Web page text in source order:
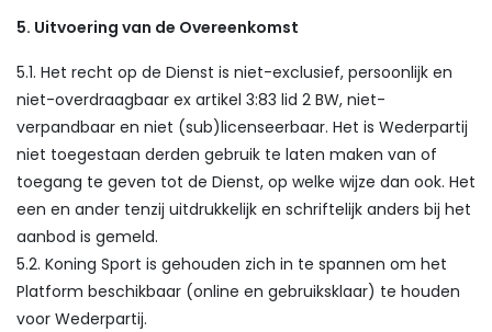
5. Uitvoering van de Overeenkomst
5.1. Het recht op de Dienst is niet-exclusief, persoonlijk en
niet-overdraagbaar ex artikel 3:83 lid 2 BW, niet-
verpandbaar en niet (sub)licenseerbaar. Het is Wederpartij
niet toegestaan derden gebruik te laten maken van of
toegang te geven tot de Dienst, op welke wijze dan ook. Het
een en ander tenzij uitdrukkelijk en schriftelijk anders bij het
aanbod is gemeld.
5.2. Koning Sport is gehouden zich in te spannen om het
Platform beschikbaar (online en gebruiksklaar) te houden
voor Wederpartij.